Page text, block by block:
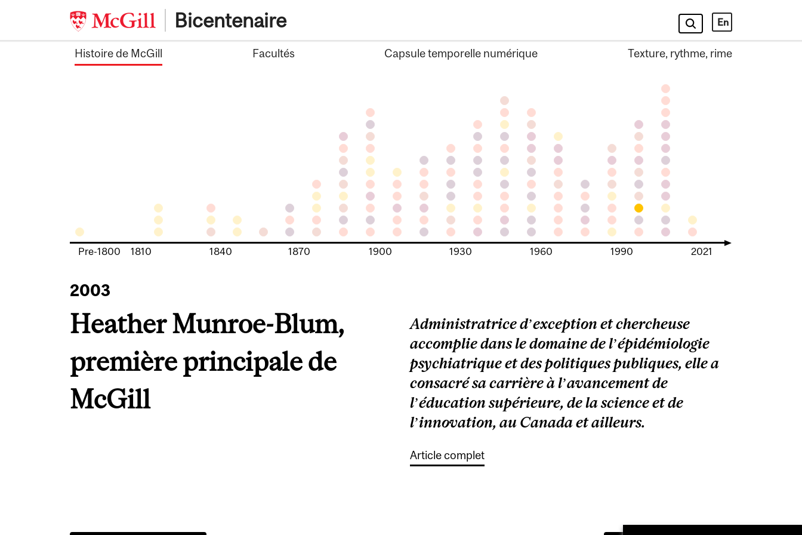
Bicentenaire En
Histoire de McGill Facultés Capsule temporelle numérique Texture, rythme, rime
Pre-1800 1810 1840 1870 1900 1930 1960 1990 2021
2003
Heather Munroe-Blum,
première principale de
McGill
Administratrice d’exception et chercheuse
accomplie dans le domaine de l’épidémiologie
psychiatrique et des politiques publiques, elle a
consacré sa carrière à l’avancement de
l’éducation supérieure, de la science et de
l’innovation, au Canada et ailleurs.
Article complet